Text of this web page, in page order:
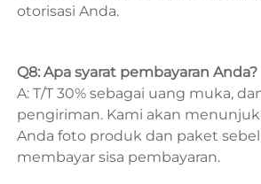
otorisasi Anda.
Q8: Apa syarat pembayaran Anda?
A: T/T 30% sebagai uang muka,
pengiriman. Kami akan
Anda foto produk dan paket
membayar sisa pembayaran.